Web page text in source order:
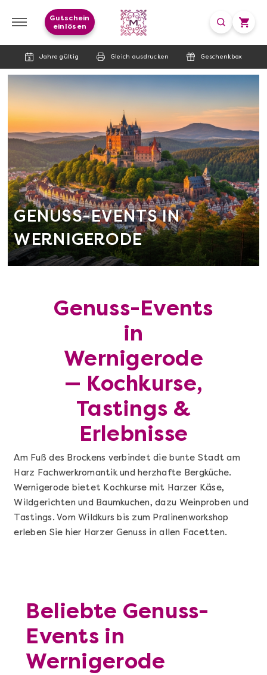
Jahre gültig Gleich ausdrucken Geschenkbox
Gutschein
einlösen
GENUSS-EVENTS IN
WERNIGERODE
Genuss-Events
in
Wernigerode
— Kochkurse,
Tastings &
Erlebnisse
Am Fuß des Brockens verbindet die bunte Stadt am
Harz Fachwerkromantik und herzhafte Bergküche.
Wernigerode bietet Kochkurse mit Harzer Käse,
Wildgerichten und Baumkuchen, dazu Weinproben und
Tastings. Vom Wildkurs bis zum Pralinenworkshop
erleben Sie hier Harzer Genuss in allen Facetten.
Beliebte Genuss-
Events in
Wernigerode